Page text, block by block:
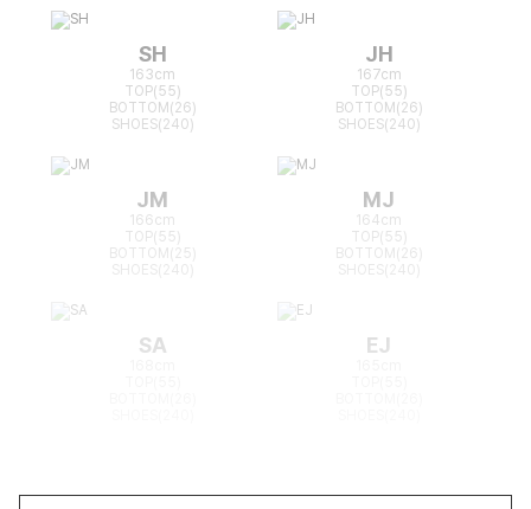
SH
163cm
TOP(55)
BOTTOM(26)
SHOES(240)
JH
167cm
TOP(55)
BOTTOM(26)
SHOES(240)
JM
166cm
TOP(55)
BOTTOM(25)
MJ
164cm
TOP(55)
BOTTOM(26)
SA EJ